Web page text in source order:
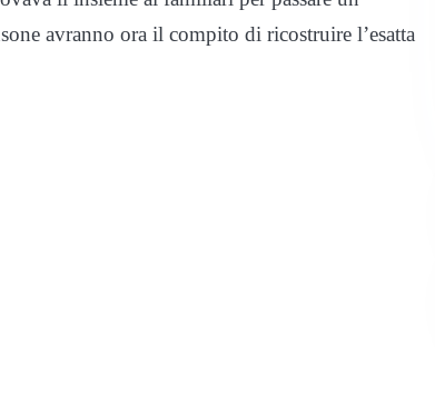
avranno ora il compito di ricostruire l’esatta